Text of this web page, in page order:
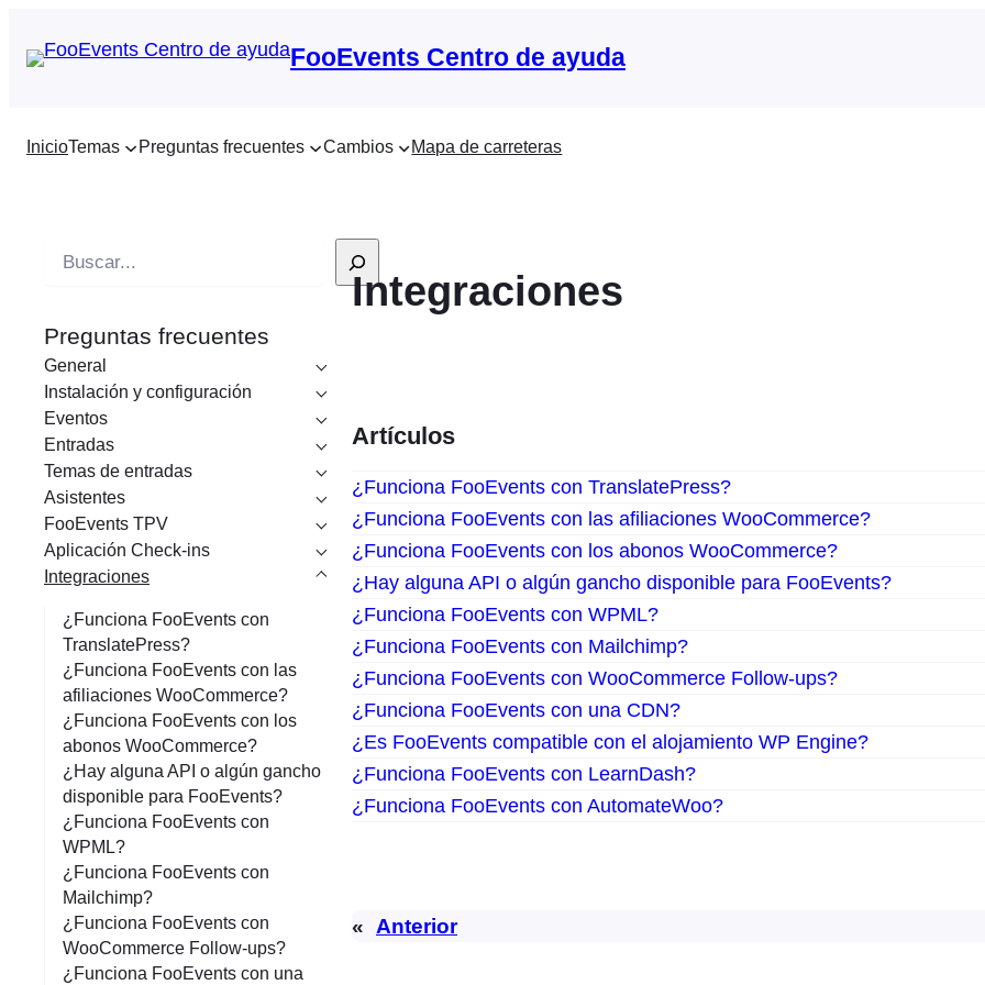
FooEvents Centro de ayuda
InicioTemas Preguntas frecuentes Cambios Mapa de carreteras
c
a
r
e
n
Preguntas frecuentes
General
Instalación y configuración
Eventos
Entradas
Temas de entradas
Asistentes
FooEvents TPV
Aplicación Check-ins
Integraciones
¿Funciona FooEvents con
TranslatePress?
¿Funciona FooEvents con las
afiliaciones WooCommerce?
¿Funciona FooEvents con los
abonos WooCommerce?
¿Hay alguna API o algún gancho
disponible para FooEvents?
¿Funciona FooEvents con
WPML?
¿Funciona FooEvents con
Mailchimp?
¿Funciona FooEvents con
WooCommerce Follow-ups?
¿Funciona FooEvents con una
Integraciones
Artículos
¿Funciona FooEvents con TranslatePress?
¿Funciona FooEvents con las afiliaciones WooCommerce?
¿Funciona FooEvents con los abonos WooCommerce?
¿Hay alguna API o algún gancho disponible para FooEvents?
¿Funciona FooEvents con WPML?
¿Funciona FooEvents con Mailchimp?
¿Funciona FooEvents con WooCommerce Follow-ups?
¿Funciona FooEvents con una CDN?
¿Es FooEvents compatible con el alojamiento WP Engine?
¿Funciona FooEvents con LearnDash?
¿Funciona FooEvents con AutomateWoo?
« Anterior